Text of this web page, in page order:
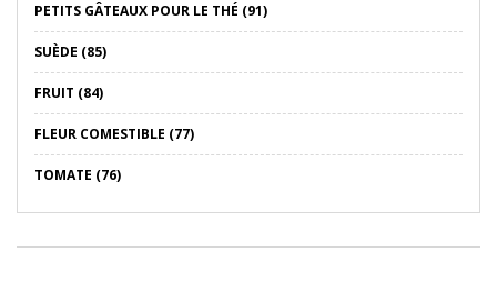
PETITS GÂTEAUX POUR LE THÉ (91)
SUÈDE (85)
FRUIT (84)
FLEUR COMESTIBLE (77)
TOMATE (76)